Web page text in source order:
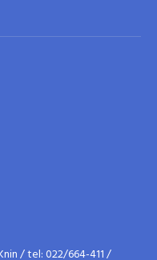
/ tel: 022/664-411 /